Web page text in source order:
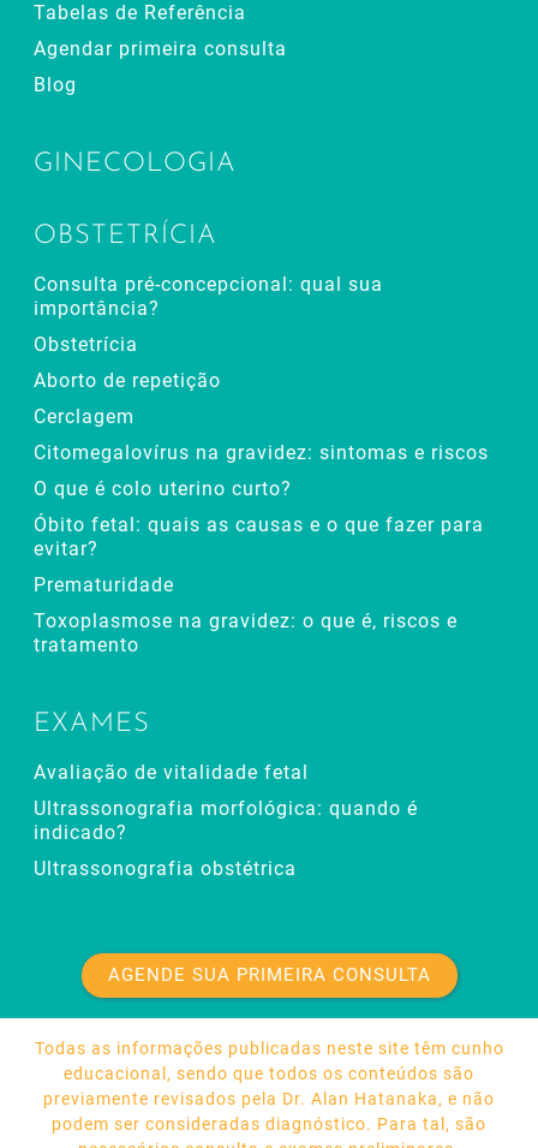
Tabelas de Referência
Agendar primeira consulta
Blog
GINECOLOGIA
OBSTETRÍCIA
Consulta pré-concepcional: qual sua
importância?
Obstetrícia
Aborto de repetição
Cerclagem
Citomegalovírus na gravidez: sintomas e riscos
O que é colo uterino curto?
Óbito fetal: quais as causas e o que fazer para
evitar?
Prematuridade
Toxoplasmose na gravidez: o que é, riscos e
tratamento
EXAMES
Avaliação de vitalidade fetal
Ultrassonografia morfológica: quando é
indicado?
Ultrassonografia obstétrica
AGENDE SUA PRIMEIRA CONSULTA
Todas as informações publicadas neste site têm cunho
educacional, sendo que todos os conteúdos são
previamente revisados pela Dr. Alan Hatanaka, e não
podem ser consideradas diagnóstico. Para tal, são